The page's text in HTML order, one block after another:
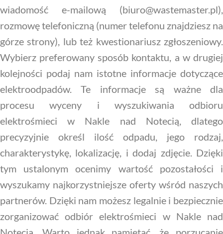
wiadomość e-mailową (biuro@wastemaster.pl),
rozmowę telefoniczną (numer telefonu znajdziesz na
górze strony), lub też kwestionariusz zgłoszeniowy.
Wybierz preferowany sposób kontaktu, a w drugiej
kolejności podaj nam istotne informacje dotyczące
elektroodpadów. Te informacje są ważne dla
procesu wyceny i wyszukiwania odbioru
elektrośmieci w Nakle nad Notecią, dlatego
precyzyjnie określ ilość odpadu, jego rodzaj,
charakterystykę, lokalizację, i dodaj zdjęcie. Dzięki
tym ustalonym ocenimy wartość pozostałości i
wyszukamy najkorzystniejsze oferty wśród naszych
partnerów. Dzięki nam możesz legalnie i bezpiecznie
zorganizować odbiór elektrośmieci w Nakle nad